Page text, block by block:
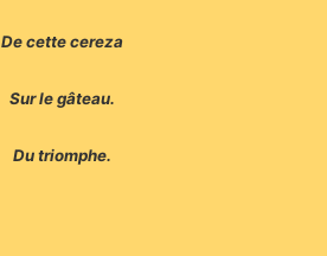
De cette cereza
Sur le gâteau.
Du triomphe.